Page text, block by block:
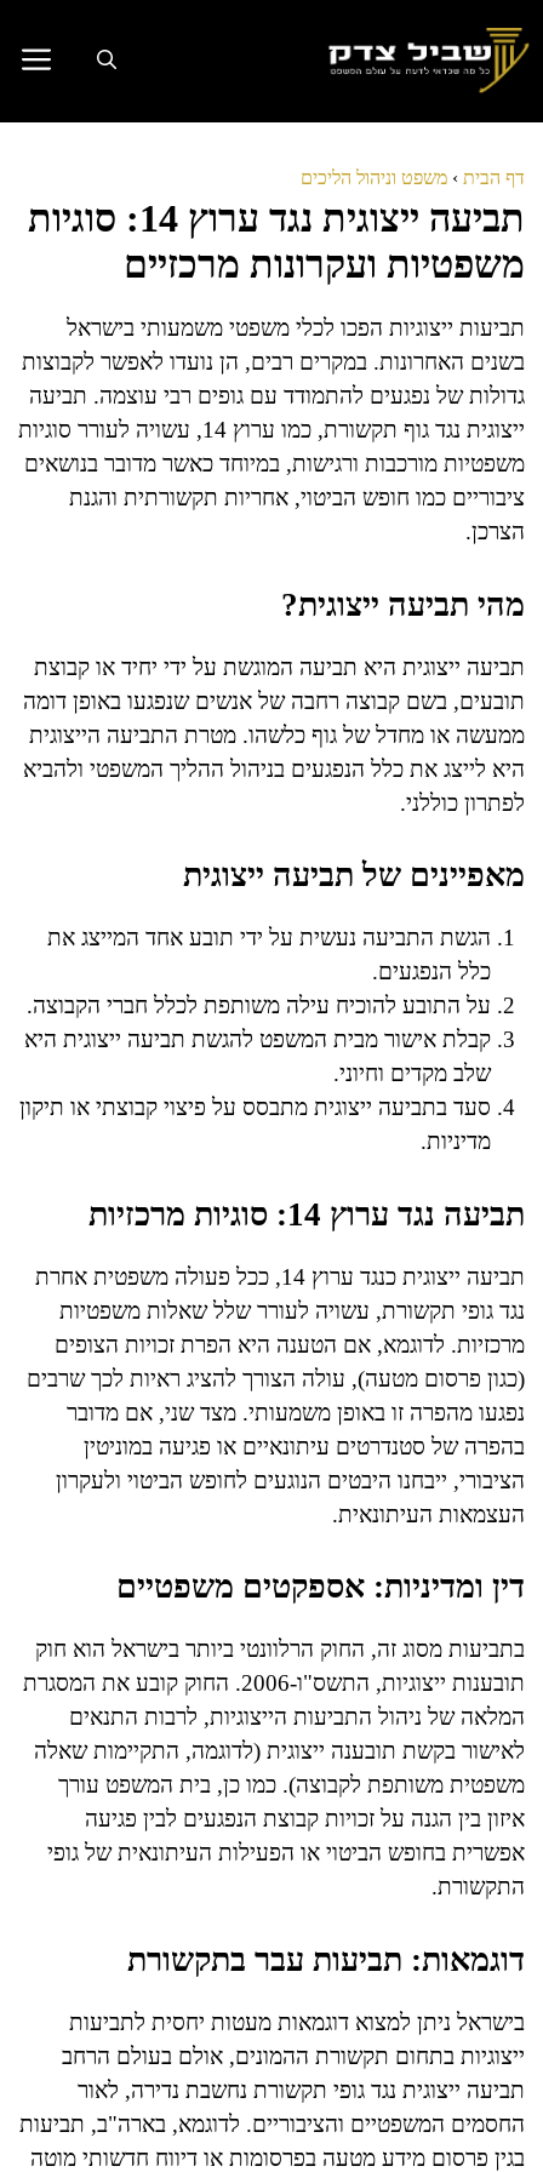
לתוכן
דף הבית › משפט וניהול הליכים
תביעה ייצוגית נגד ערוץ 14: סוגיות
משפטיות ועקרונות מרכזיים
תביעות ייצוגיות הפכו לכלי משפטי משמעותי בישראל
בשנים האחרונות. במקרים רבים, הן נועדו לאפשר לקבוצות
גדולות של נפגעים להתמודד עם גופים רבי עוצמה. תביעה
ייצוגית נגד גוף תקשורת, כמו ערוץ 14, עשויה לעורר סוגיות
משפטיות מורכבות ורגישות, במיוחד כאשר מדובר בנושאים
ציבוריים כמו חופש הביטוי, אחריות תקשורתית והגנת
הצרכן.
מהי תביעה ייצוגית?
תביעה ייצוגית היא תביעה המוגשת על ידי יחיד או קבוצת
תובעים, בשם קבוצה רחבה של אנשים שנפגעו באופן דומה
ממעשה או מחדל של גוף כלשהו. מטרת התביעה הייצוגית
היא לייצג את כלל הנפגעים בניהול ההליך המשפטי ולהביא
לפתרון כוללני.
מאפיינים של תביעה ייצוגית
הגשת התביעה נעשית על ידי תובע אחד המייצג את
כלל הנפגעים.
על התובע להוכיח עילה משותפת לכלל חברי הקבוצה.
קבלת אישור מבית המשפט להגשת תביעה ייצוגית היא
שלב מקדים וחיוני.
סעד בתביעה ייצוגית מתבסס על פיצוי קבוצתי או תיקון
מדיניות.
תביעה נגד ערוץ 14: סוגיות מרכזיות
תביעה ייצוגית כנגד ערוץ 14, ככל פעולה משפטית אחרת
נגד גופי תקשורת, עשויה לעורר שלל שאלות משפטיות
מרכזיות. לדוגמא, אם הטענה היא הפרת זכויות הצופים
(כגון פרסום מטעה), עולה הצורך להציג ראיות לכך שרבים
נפגעו מהפרה זו באופן משמעותי. מצד שני, אם מדובר
בהפרה של סטנדרטים עיתונאיים או פגיעה במוניטין
הציבורי, ייבחנו היבטים הנוגעים לחופש הביטוי ולעקרון
העצמאות העיתונאית.
דין ומדיניות: אספקטים משפטיים
בתביעות מסוג זה, החוק הרלוונטי ביותר בישראל הוא חוק
תובענות ייצוגיות, התשס"ו-2006. החוק קובע את המסגרת
המלאה של ניהול התביעות הייצוגיות, לרבות התנאים
לאישור בקשת תובענה ייצוגית (לדוגמה, התקיימות שאלה
משפטית משותפת לקבוצה). כמו כן, בית המשפט עורך
איזון בין הגנה על זכויות קבוצת הנפגעים לבין פגיעה
אפשרית בחופש הביטוי או הפעילות העיתונאית של גופי
התקשורת.
דוגמאות: תביעות עבר בתקשורת
בישראל ניתן למצוא דוגמאות מעטות יחסית לתביעות
ייצוגיות בתחום תקשורת ההמונים, אולם בעולם הרחב
תביעה ייצוגית נגד גופי תקשורת נחשבת נדירה, לאור
החסמים המשפטיים והציבוריים. לדוגמא, בארה"ב, תביעות
בגין פרסום מידע מטעה בפרסומות או דיווח חדשותי מוטה